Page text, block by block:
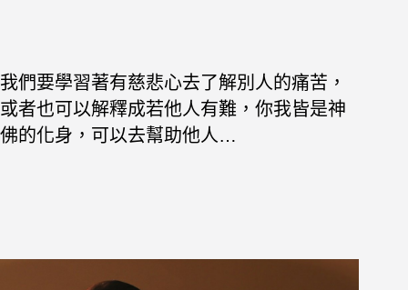
我們要學習著有慈悲心去了解別人的痛苦，
或者也可以解釋成若他人有難，你我皆是神
佛的化身，可以去幫助他人…